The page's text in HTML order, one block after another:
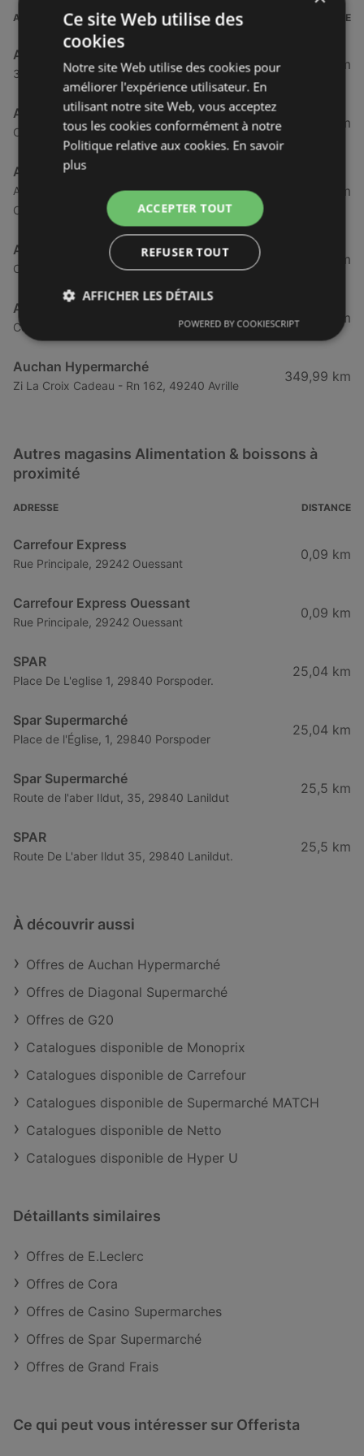
ADRESSE DISTANCE
Auchan Hypermarché
332 Route de la Côte d'Amour, 44613 Pornichet
249,85 km
Auchan Hypermarché
Cc Grand Large, 44570 Trignac
250,66 km
Auchan Hypermarché
Av De La Banque À Genêts, 50470 Cherbourg En
Cotentin
284,89 km
Auchan Hypermarché
Cc Le Sillon Shopping, 44800 Saint-Herblain
293,07 km
Auchan Hypermarché
Cc Auchan, 44230 Saint-Sebastien-Sur-Loire
303,52 km
Auchan Hypermarché
Zi La Croix Cadeau - Rn 162, 49240 Avrille
349,99 km
Autres magasins Alimentation & boissons à
proximité
ADRESSE DISTANCE
Carrefour Express
Rue Principale, 29242 Ouessant
0,09 km
Carrefour Express Ouessant
Rue Principale, 29242 Ouessant
0,09 km
SPAR
Place De L'eglise 1, 29840 Porspoder.
25,04 km
Spar Supermarché
Place de l'Église, 1, 29840 Porspoder
25,04 km
Spar Supermarché
Route de l'aber Ildut, 35, 29840 Lanildut
25,5 km
SPAR
Route De L'aber Ildut 35, 29840 Lanildut.
25,5 km
À découvrir aussi
Offres de Auchan Hypermarché
Offres de Diagonal Supermarché
Offres de G20
Catalogues disponible de Monoprix
Catalogues disponible de Carrefour
Catalogues disponible de Supermarché MATCH
Catalogues disponible de Netto
Catalogues disponible de Hyper U
Détaillants similaires
Offres de E.Leclerc
Offres de Cora
Offres de Casino Supermarches
Offres de Spar Supermarché
Offres de Grand Frais
Ce qui peut vous intéresser sur Offerista
Ce site Web utilise des
cookies
Notre site Web utilise des cookies pour
améliorer l'expérience utilisateur. En
utilisant notre site Web, vous acceptez
tous les cookies conformément à notre
Politique relative aux cookies. En savoir
plus
ACCEPTER TOUT
REFUSER TOUT
AFFICHER LES DÉTAILS
POWERED BY COOKIESCRIPT